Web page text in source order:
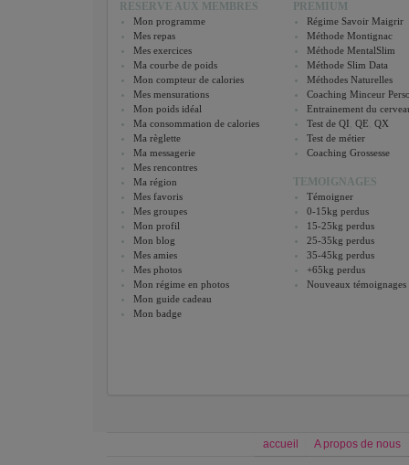
RESERVE AUX MEMBRES
Mon programme
Mes repas
Mes exercices
Ma courbe de poids
Mon compteur de calories
Mes mensurations
Mon poids idéal
Ma consommation de calories
Ma règlette
Ma messagerie
Mes rencontres
Ma région
Mes favoris
Mes groupes
Mon profil
Mon blog
Mes amies
Mes photos
Mon régime en photos
Mon guide cadeau
Mon badge
PREMIUM
Régime Savoir Maigrir
Méthode Montignac
Méthode MentalSlim
Méthode Slim Data
Méthodes Naturelles
Coaching Minceur
Entrainement du
Test de QI ,QE ,QX
Test de métier
Coaching Grossesse
TEMOIGNAGES
Témoigner
0-15kg perdus
15-25kg perdus
25-35kg perdus
35-45kg perdus
+65kg perdus
Nouveaux témoignages
accueil A propos de nous